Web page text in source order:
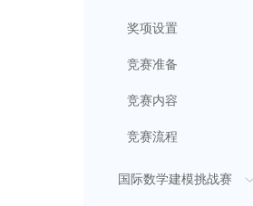
奖项设置
竞赛准备
竞赛内容
竞赛流程
国际数学建模挑战赛